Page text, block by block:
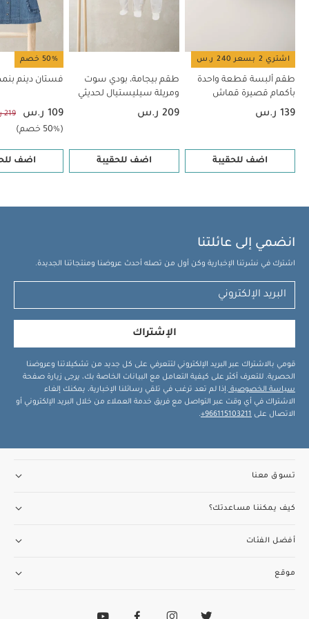
اشتري 2 بسعر 240 ر.س
طقم ألبسة قطعة واحدة
بأكمام قصيرة قماش
عضوي بلون أبيض - 5 قطع
139 ر.س
اضف للحقيبة
طقم بيجامة، بودي سوت
ومريلة سيليستيال لحديثي
الولادة، 5 قطع
209 ر.س
اضف للحقيبة
50% خصم
فستان دينم
109 ر.س 219 ر.س
(50% خصم)
اضف
انضمي إلى عائلتنا
اشترك في نشرتنا الإخبارية وكن أول من تصله أحدث عروضنا ومنتجاتنا الجديدة.
الإشتراك
قومي بالاشتراك عبر البريد الإلكتروني لتتعرفي على كل جديد من تشكيلاتنا وعروضنا
الحصرية. للتعرف أكثر على كيفية التعامل مع البيانات الخاصة بك، يرجى زيارة صفحة
سياسة الخصوصية .إذا لم تعد ترغب في تلقي رسائلنا الإخبارية، يمكنك إلغاء
الاشتراك في أي وقت عبر التواصل مع فريق خدمة العملاء من خلال البريد الإلكتروني أو
الاتصال على 966115103211+
.
تسوق معنا
كيف يمكننا مساعدتك؟
أفضل الفئات
موقع